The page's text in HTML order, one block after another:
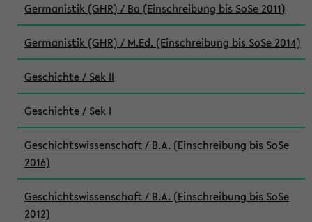
Germanistik (GHR) / Ba (Einschreibung bis SoSe 2011)
Germanistik (GHR) / M.Ed. (Einschreibung bis SoSe 2014)
Geschichte / Sek II
Geschichte / Sek I
Geschichtswissenschaft / B.A. (Einschreibung bis SoSe
2016)
Geschichtswissenschaft / B.A. (Einschreibung bis SoSe
2012)